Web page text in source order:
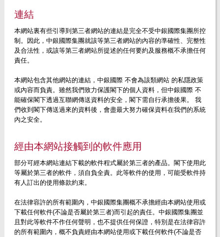
連結
本網站裏有些引導到第三者網站的連結是完全不受中銀國際集團所控
制。因此，中銀國際集團就該等第三者網站的內容的準確性、完整性
及合法性，或該等第三者網站所提述的任何要約及服務概不承擔任何
責任。
本網站包含其他網站的連結，中銀國際 不會為該類網站 的私隱政策
或內容而負責。雖然我們致力保護閣下的個人資料，但中銀國際 不
能確保閣下透過互聯網傳送資料的安全，閣下需自行承擔後果。 我
們收到閣下傳送過來的資料後，會盡最大努力確保資料在我們的系統
內之安全。
經由本網站接觸到的軟件應用
部分可經本網站連結下載的軟件程式屬於第三者的產品。閣下使用此
等屬於第三者的軟件，須自負全責。此等軟件的使用，可能受軟件持
有人訂出的使用條款約束。
在法律容許的所有範圍內，中銀國際集團概不承擔經由本網站使用或
下載任何軟件(不論是否屬於第三者)而引起的責任。中銀國際集團並
且對此等軟件不作任何聲明，也不提供任何保證，特別是在法律容許
的所有範圍內，概不負責經由本網站使用或下載任何軟件(不論是否